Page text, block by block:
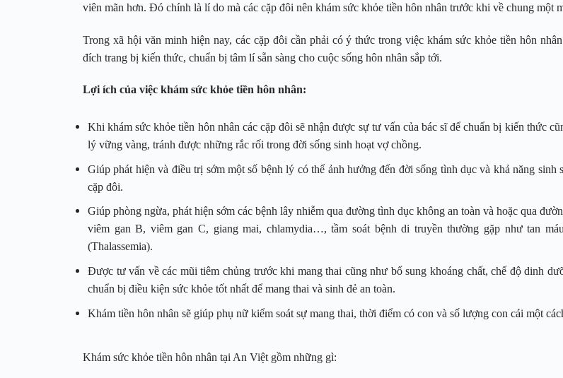
viên mãn hơn. Đó chính là lí do mà các cặp đôi nên khám sức khỏe tiền hôn nhân trước khi về chung một
Trong xã hội văn minh hiện nay, các cặp đôi cần phải có ý thức trong việc khám sức khỏe tiền hôn
đích trang bị kiến thức, chuẩn bị tâm lí sẵn sàng cho cuộc sống hôn nhân sắp tới.
Lợi ích của việc khám sức khỏe tiền hôn nhân:
Khi khám sức khỏe tiền hôn nhân các cặp đôi sẽ nhận được sự tư vấn của bác sĩ để chuẩn bị kiến thức
lý vững vàng, tránh được những rắc rối trong đời sống sinh hoạt vợ chồng.
Giúp phát hiện và điều trị sớm một số bệnh lý có thể ảnh hưởng đến đời sống tình dục và khả năng sinh
cặp đôi.
Giúp phòng ngừa, phát hiện sớm các bệnh lây nhiễm qua đường tình dục không an toàn và hoặc qua
viêm gan B, viêm gan C, giang mai, chlamydia…, tầm soát bệnh di truyền thường gặp như tan
(Thalassemia).
Được tư vấn về các mũi tiêm chủng trước khi mang thai cũng như bổ sung khoáng chất, chế độ dinh
chuẩn bị điều kiện sức khỏe tốt nhất để mang thai và sinh đẻ an toàn.
Khám tiền hôn nhân sẽ giúp phụ nữ kiểm soát sự mang thai, thời điểm có con và số lượng con cái một
Khám sức khỏe tiền hôn nhân tại An Việt gồm những gì: